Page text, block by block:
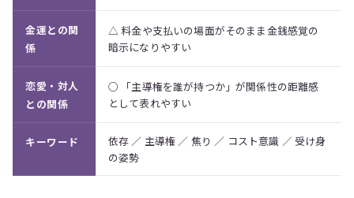
金運との関
係
△ 料金や支払いの場面がそのまま金銭感覚の
暗示になりやすい
恋愛・対人
との関係
○ 「主導権を誰が持つか」が関係性の距離感
として表れやすい
キーワード
依存 ／ 主導権 ／ 焦り ／ コスト意識 ／ 受け身
の姿勢